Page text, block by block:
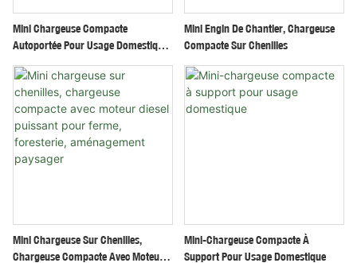
Mini Chargeuse Compacte
Autoportée Pour Usage Domestique,
Jardinage, Ferme
Mini Engin De Chantier, Chargeuse
Compacte Sur Chenilles
Mini Chargeuse Sur Chenilles,
Chargeuse Compacte Avec Moteur
Mini-Chargeuse Compacte À
Support Pour Usage Domestique